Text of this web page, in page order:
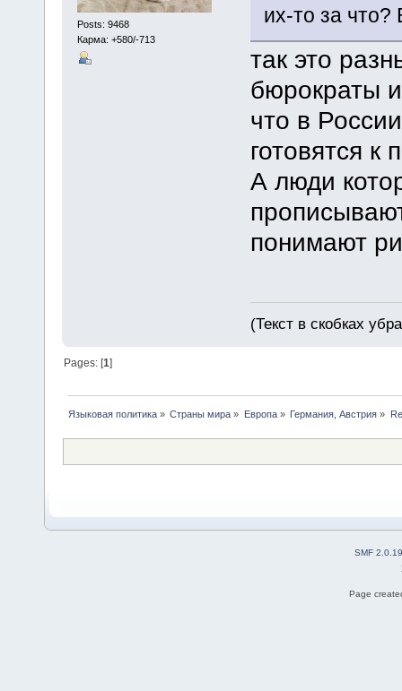
Posts: 9468
Карма: +580/-713
их-то за
так это
бюрократы
что в
готовятся
А люди
понимают
(Текст в скобках
Pages: [1]
Языковая политика» Страны мира » Европа» Германия, Австрия »
SMF 2.0.19
Page